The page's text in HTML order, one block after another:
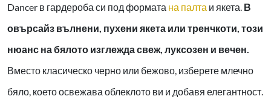
Dancer в гардероба си под формата на палта и якета. В
овърсайз вълнени, пухени якета или тренчкоти, този
нюанс на бялото изглежда свеж, луксозен и вечен.
Вместо класическо черно или бежово, изберете млечно
бяло, което освежава облеклото ви и добавя елегантност.